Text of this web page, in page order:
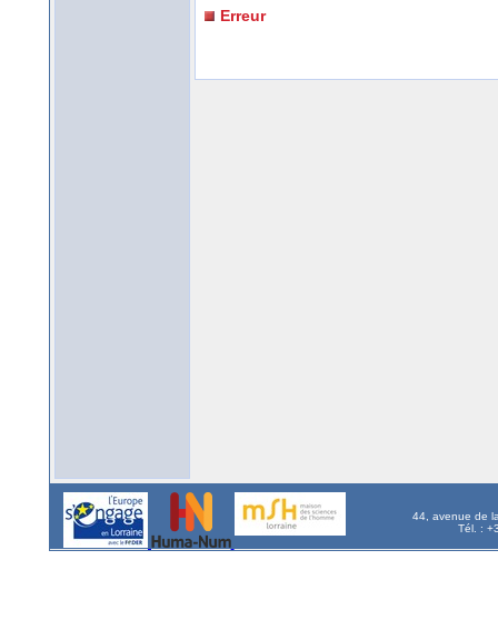
Erreur
44, avenue de
Tél. :